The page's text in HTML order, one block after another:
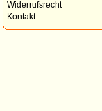
Widerrufsrecht
Kontakt